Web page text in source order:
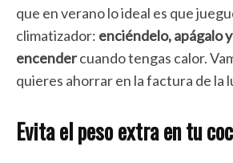
que en verano lo ideal es que
climatizador: enciéndelo, apágalo
encendercuando tengas calor.
quieres ahorrar en la factura de la
Evita el peso extra en tu